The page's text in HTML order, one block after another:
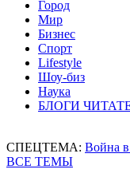
Город
Мир
Бизнес
Спорт
Lifestyle
Шоу-биз
Наука
БЛОГИ
СПЕЦТЕМА: Война
ВСЕ ТЕМЫ